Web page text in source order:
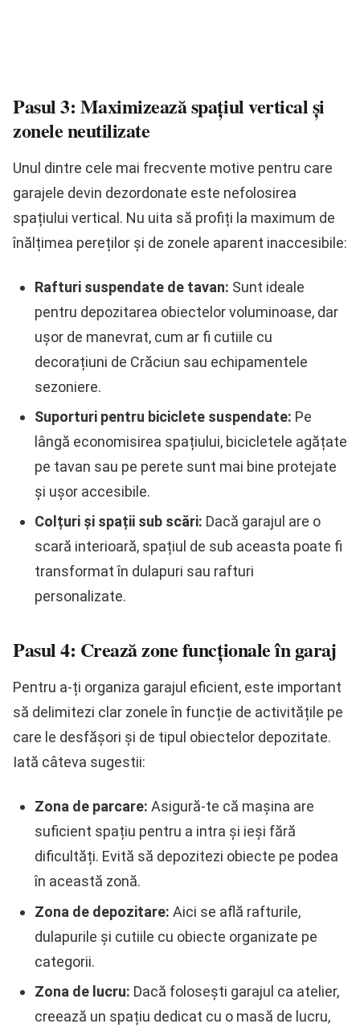
Pasul 3: Maximizează spațiul vertical și
zonele neutilizate
Unul dintre cele mai frecvente motive pentru care
garajele devin dezordonate este nefolosirea
spațiului vertical. Nu uita să profiți la maximum de
înălțimea pereților și de zonele aparent inaccesibile:
Rafturi suspendate de tavan: Sunt ideale
pentru depozitarea obiectelor voluminoase, dar
ușor de manevrat, cum ar fi cutiile cu
decorațiuni de Crăciun sau echipamentele
sezoniere.
Suporturi pentru biciclete suspendate: Pe
lângă economisirea spațiului, bicicletele agățate
pe tavan sau pe perete sunt mai bine protejate
și ușor accesibile.
Colțuri și spații sub scări: Dacă garajul are o
scară interioară, spațiul de sub aceasta poate fi
transformat în dulapuri sau rafturi
personalizate.
Pasul 4: Crează zone funcționale în garaj
Pentru a-ți organiza garajul eficient, este important
să delimitezi clar zonele în funcție de activitățile pe
care le desfășori și de tipul obiectelor depozitate.
Iată câteva sugestii:
Zona de parcare: Asigură-te că mașina are
suficient spațiu pentru a intra și ieși fără
dificultăți. Evită să depozitezi obiecte pe podea
în această zonă.
Zona de depozitare: Aici se află rafturile,
dulapurile și cutiile cu obiecte organizate pe
categorii.
Zona de lucru: Dacă folosești garajul ca atelier,
creează un spațiu dedicat cu o masă de lucru,